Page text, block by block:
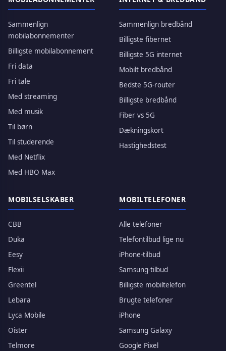
Sammenlign
mobilabonnementer
Billigste mobilabonnement
Fri data
Fri tale
Med streaming
Med musik
Til børn
Til studerende
Med Netflix
Med HBO Max
Sammenlign bredbånd
Billigste fibernet
Billigste 5G internet
Mobilt bredbånd
Bedste 5G-router
Billigste bredbånd
Fiber vs 5G
Dækningskort
Hastighedstest
MOBILSELSKABER
CBB
Duka
Eesy
Flexii
Greentel
Lebara
Lyca Mobile
Oister
Telmore
MOBILTELEFONER
Alle telefoner
Telefontilbud lige nu
iPhone-tilbud
Samsung-tilbud
Billigste mobiltelefon
Brugte telefoner
iPhone
Samsung Galaxy
Google Pixel